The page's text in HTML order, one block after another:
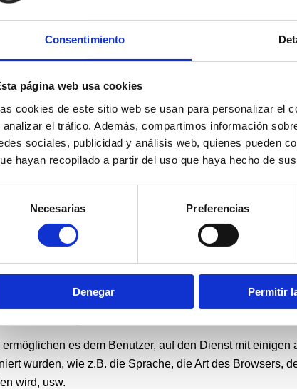
Consentimiento
página web usa cookies
cookies de este sitio web se usan para personalizar el
analizar el tráfico. Además, compartimos información
sociales, publicidad y análisis web, quienes pueden
hayan recopilado a partir del uso que haya hecho de
Necesarias Preferencias
Denegar Permitir
die von einem Computer oder einer Domäne, die
an das Endgerät des Benutzers gesendet werden.
Computer oder einer Domäne installiert werden,
können sie nicht als eigene Cookies betrachtet
kann:
Daten zu sammeln und zu speichern, während der
für die Bereitstellung des vom Benutzer
auf dem Endgerät gespeichert und können für
Jahren reichen kann, abgerufen und verarbeitet werden.
Klassifizierung mit sechs Arten von Cookies, je nach
die es dem Benutzer ermöglichen, auf einer Website,
die Steuerung des Datenverkehrs und der
an die Elemente, aus denen eine Bestellung
an einer Veranstaltung, die Verwendung von
Nutzung von Inhalten über soziale Netzwerke.
es dem Benutzer, auf den Dienst mit
wurden, wie z.B. die Sprache, die Art des Browsers,
wird, usw.